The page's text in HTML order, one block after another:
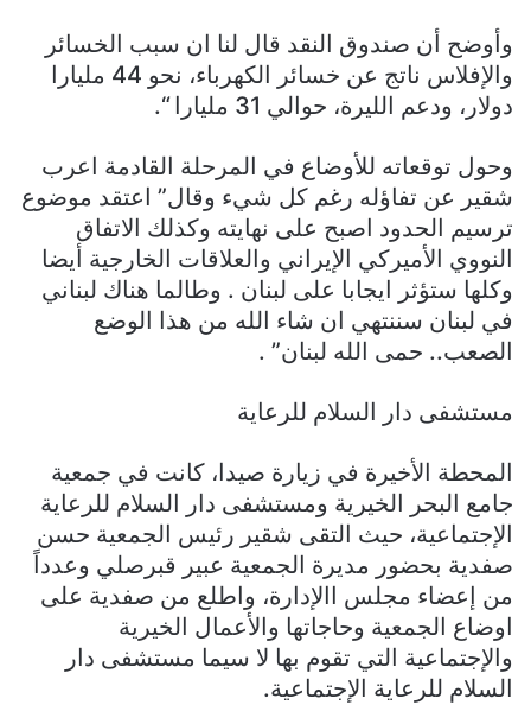
وأوضح أن صندوق النقد قال لنا ان سبب الخسائر
والإفلاس ناتج عن خسائر الكهرباء، نحو 44 مليارا
دولار، ودعم الليرة، حوالي 31 مليارا “.
وحول توقعاته للأوضاع في المرحلة القادمة اعرب
شقير عن تفاؤله رغم كل شيء وقال” اعتقد موضوع
ترسيم الحدود اصبح على نهايته وكذلك الاتفاق
النووي الأميركي الإيراني والعلاقات الخارجية أيضا
وكلها ستؤثر ايجابا على لبنان . وطالما هناك لبناني
في لبنان سننتهي ان شاء الله من هذا الوضع
الصعب.. حمى الله لبنان” .
مستشفى دار السلام للرعاية
المحطة الأخيرة في زيارة صيدا، كانت في جمعية
جامع البحر الخيرية ومستشفى دار السلام للرعاية
الإجتماعية، حيث التقى شقير رئيس الجمعية حسن
صفدية بحضور مديرة الجمعية عبير قبرصلي وعدداً
من إعضاء مجلس االإدارة، واطلع من صفدية على
اوضاع الجمعية وحاجاتها والأعمال الخيرية
والإجتماعية التي تقوم بها لا سيما مستشفى دار
السلام للرعاية الإجتماعية.